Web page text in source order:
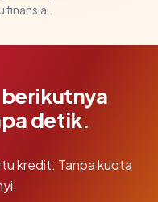
finansial.
detik.
kredit. Tanpa kuota